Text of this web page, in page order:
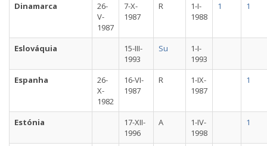
Dinamarca
26-
V-
1987
7-X-
1987
R
1-I-
1988
1 1
Eslováquia
15-III-
1993
Su
1-I-
1993
Espanha
26-
X-
1982
16-VI-
1987
R
1-IX-
1987
1
Estónia
17-XII-
1996
A
1-IV-
1998
1